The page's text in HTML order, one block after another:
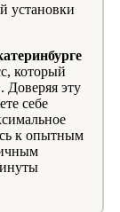
установки
который
Доверяя эту
себе
к опытным